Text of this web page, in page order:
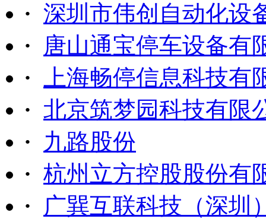
· 深圳市伟创自动化设
·
唐山通宝停车设备有
·
上海畅停信息科技有
· 北京筑梦园科技有限
·
九路股份
· 杭州立方控股股份有
·
广巽互联科技（深圳